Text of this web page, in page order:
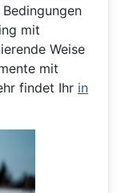
mit
Weise
mit
findet Ihr in